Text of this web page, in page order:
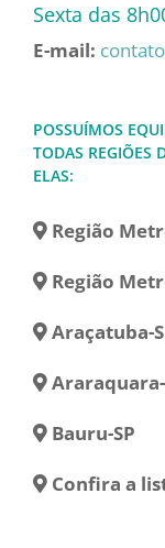
Sexta das
E-mail:
POSSUÍMOS
TODAS REGIÕES
ELAS:
Região
Região
Araçatuba-
Araraquara-
Bauru-SP
Confira a